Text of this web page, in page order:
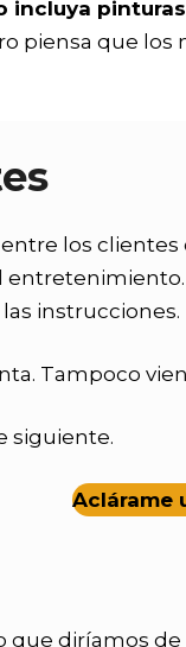
incluya
piensa que
entre los
instrucciones.
Tampoco
siguiente.
Aclárame
que diríamos